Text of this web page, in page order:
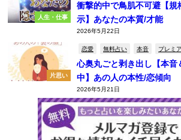
人生・仕事
衝撃的中で鳥肌不可避【規
示】あなたの本質/才能
2026年5月22日
片思い
恋愛 無料占い 本音 プレミ
心奥丸ごと剥き出し【本音
中】あの人の本性/恋傾向
2026年5月21日